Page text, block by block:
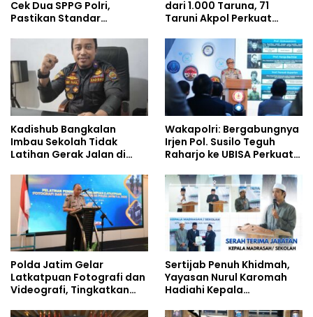
Cek Dua SPPG Polri,
Pastikan Standar
Pengelolaan Limbah
Berjalan Optimal
dari 1.000 Taruna, 71
Taruni Akpol Perkuat
Siswa Sekolah Rakyat
Kadishub Bangkalan
Imbau Sekolah Tidak
Latihan Gerak Jalan di
Wakapolri: Bergabungnya
Irjen Pol. Susilo Teguh
Raharjo ke UBISA Perkuat
Studi Kepolisian
Polda Jatim Gelar
Latkatpuan Fotografi dan
Videografi, Tingkatkan
Sertijab Penuh Khidmah,
Yayasan Nurul Karomah
Hadiahi Kepala